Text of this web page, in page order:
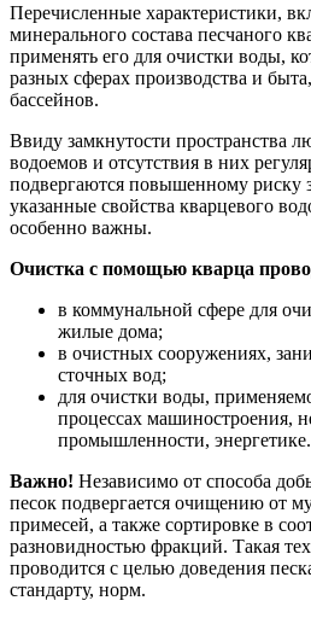
Перечисленные характеристики,
минерального состава песчаного
применять его для очистки воды,
разных сферах производства и
бассейнов.
Ввиду замкнутости пространства
водоемов и отсутствия в них
подвергаются повышенному риску
указанные свойства кварцевого
особенно важны.
Очистка с помощью кварца
в коммунальной сфере для
жилые дома;
в очистных сооружениях,
сточных вод;
для очистки воды,
процессах машиностроения,
промышленности, энергетике.
Важно! Независимо от способа
песок подвергается очищению от
примесей, а также сортировке в
разновидностью фракций. Такая
проводится с целью доведения
стандарту, норм.